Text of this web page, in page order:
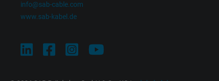
Laufzeit 1 Minute
Besucher die Website nutzt.
info@sab-cable.com
www.sab-kabel.de